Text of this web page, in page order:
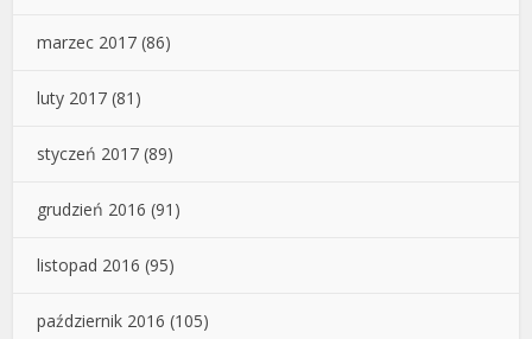
marzec 2017 (86)
luty 2017 (81)
styczeń 2017 (89)
grudzień 2016 (91)
listopad 2016 (95)
październik 2016 (105)